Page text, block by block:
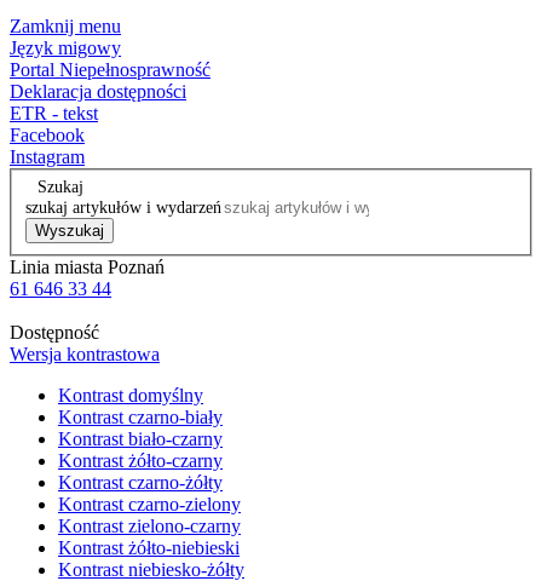
Zamknij menu
Język migowy
Portal Niepełnosprawność
Deklaracja dostępności
ETR - tekst
Facebook
Instagram
Szukaj
szukaj artykułów i wydarzeń
Wyszukaj
Linia miasta Poznań
61 646 33 44
Dostępność
Wersja kontrastowa
Kontrast domyślny
Kontrast czarno-biały
Kontrast biało-czarny
Kontrast żółto-czarny
Kontrast czarno-żółty
Kontrast czarno-zielony
Kontrast zielono-czarny
Kontrast żółto-niebieski
Kontrast niebiesko-żółty